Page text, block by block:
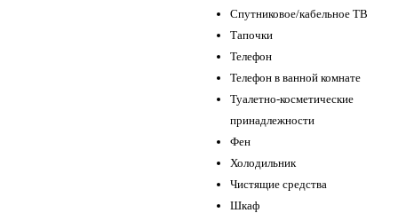
Спутниковое/кабельное ТВ
Тапочки
Телефон
Телефон в ванной комнате
Туалетно-косметические
принадлежности
Фен
Холодильник
Чистящие средства
Шкаф